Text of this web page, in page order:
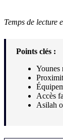
Temps de lecture
Points clés :
Younes
Accès
Asilah